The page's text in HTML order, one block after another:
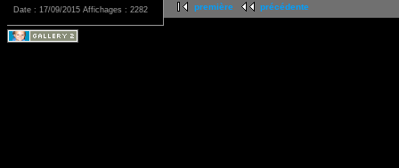
Date : 17/09/2015 Affichages : 2282 première précédente